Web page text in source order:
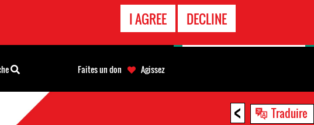
I AGREE DECLINE
< Traduire
Faites un don Agissez
D'URGENCE